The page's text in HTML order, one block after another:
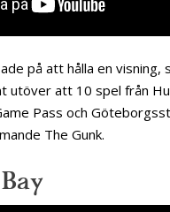
på att hålla en visning,
utöver att 10 spel från
Pass och
The Gunk.